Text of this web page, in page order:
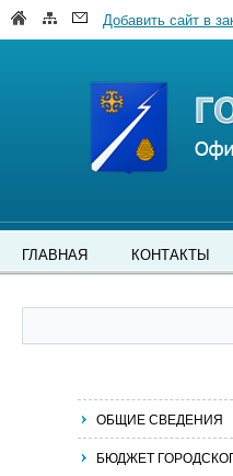
Добавить сайт в
ГЛАВНАЯ КОНТАКТЫ
ОБЩИЕ СВЕДЕНИЯ
БЮДЖЕТ